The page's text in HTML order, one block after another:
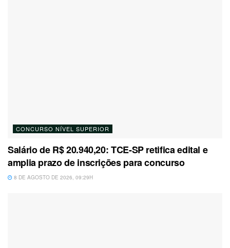
CONCURSO NÍVEL SUPERIOR
Salário de R$ 20.940,20: TCE-SP retifica edital e
amplia prazo de inscrições para concurso
8 DE AGOSTO DE 2026, 09:29H